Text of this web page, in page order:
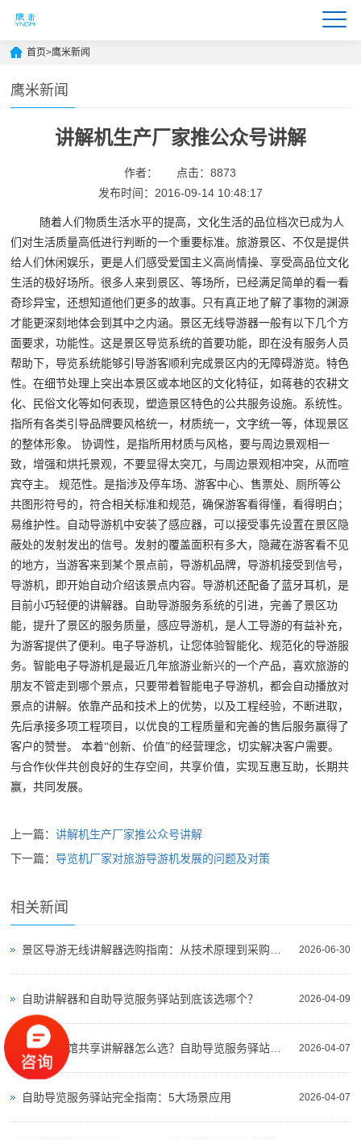
首页>鹰米新闻
鹰米新闻
讲解机生产厂家推公众号讲解
作者：
点击：8873
发布时间：2016-09-14 10:48:17
随着人们物质生活水平的提高，文化生活的品位档次已成为人
们对生活质量高低进行判断的一个重要标准。旅游景区、不仅是提供
给人们休闲娱乐，更是人们感受爱国主义高尚情操、享受高品位文化
生活的极好场所。很多人来到景区、等场所，已经满足简单的看一看
奇珍异宝，还想知道他们更多的故事。只有真正地了解了事物的渊源
才能更深刻地体会到其中之内涵。景区无线导游器一般有以下几个方
面要求，功能性。这是景区导览系统的首要功能，即在没有服务人员
帮助下，导览系统能够引导游客顺利完成景区内的无障碍游览。特色
性。在细节处理上突出本景区或本地区的文化特征，如蒋巷的农耕文
化、民俗文化等如何表现，塑造景区特色的公共服务设施。系统性。
指所有各类引导品牌要风格统一，材质统一，文字统一等，体现景区
的整体形象。 协调性，是指所用材质与风格，要与周边景观相一
致，增强和烘托景观，不要显得太突兀，与周边景观相冲突，从而喧
宾夺主。 规范性。是指涉及停车场、游客中心、售票处、厕所等公
共图形符号的，符合相关标准和规范，确保游客看得懂，看得明白；
易维护性。自动导游机中安装了感应器，可以接受事先设置在景区隐
蔽处的发射发出的信号。发射的覆盖面积有多大，隐藏在游客看不见
的地方，当游客来到某个景点前，导游机品牌，导游机接受到信号，
导游机，即开始自动介绍该景点内容。导游机还配备了蓝牙耳机，是
目前小巧轻便的讲解器。自助导游服务系统的引进，完善了景区功
能，提升了景区的服务质量，感应导游机，是人工导游的有益补充，
为游客提供了便利。电子导游机，让您体验智能化、规范化的导游服
务。智能电子导游机是最近几年旅游业新兴的一个产品，喜欢旅游的
朋友不管走到哪个景点，只要带着智能电子导游机，都会自动播放对
景点的讲解。依靠产品和技术上的优势，以及工程经验，不断进取，
先后承接多项工程项目，以优良的工程质量和完善的售后服务赢得了
客户的赞誉。 本着“创新、价值”的经营理念，切实解决客户需要。
与合作伙伴共创良好的生存空间，共享价值，实现互惠互助，长期共
赢，共同发展。
上一篇：讲解机生产厂家推公众号讲解
下一篇：导览机厂家对旅游导游机发展的问题及对策
相关新闻
2026-06-30
2026-04-09
自助讲解器和自助导览服务驿站到底该选哪个？
2026-04-07
2026-04-07
自助导览服务驿站完全指南：5大场景应用